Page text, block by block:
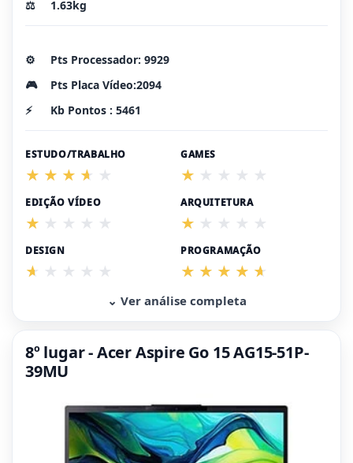
⚖️ 1.63kg
⚙️
Pts Processador: 9929
🎮
Pts Placa Vídeo:2094
⚡
Kb Pontos : 5461
ESTUDO/TRABALHO GAMES
EDIÇÃO VÍDEO ARQUITETURA
DESIGN PROGRAMAÇÃO
⌄ Ver análise completa
8º lugar - Acer Aspire Go 15 AG15-51P-
39MU